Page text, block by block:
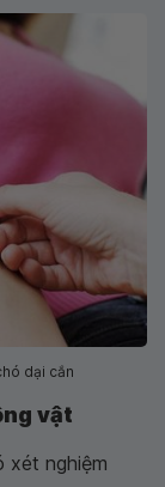
dại cắn
vật
xét nghiệm